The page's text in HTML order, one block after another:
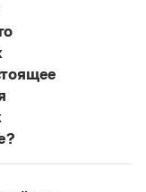
актуален.